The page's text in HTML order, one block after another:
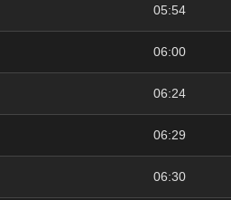
05:54
06:00
06:24
06:29
06:30